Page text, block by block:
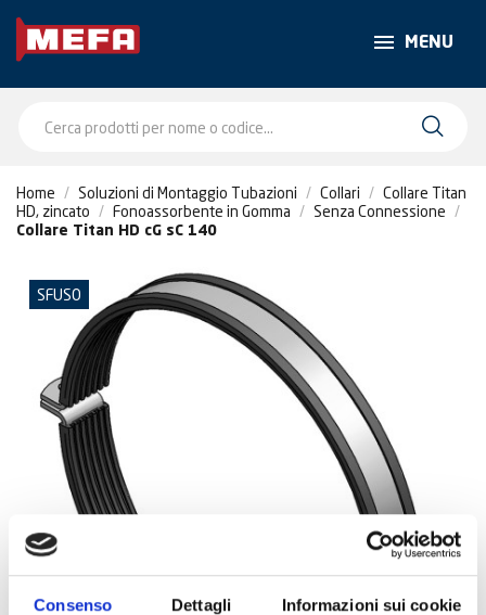
Consenso Dettagli Informazioni sui cookie
MENU
Home Soluzioni di Montaggio Tubazioni Collari
Collare Titan
HD, zincato
Fonoassorbente in Gomma Senza Connessione
Collare Titan HD cG sC 140
SFUSO